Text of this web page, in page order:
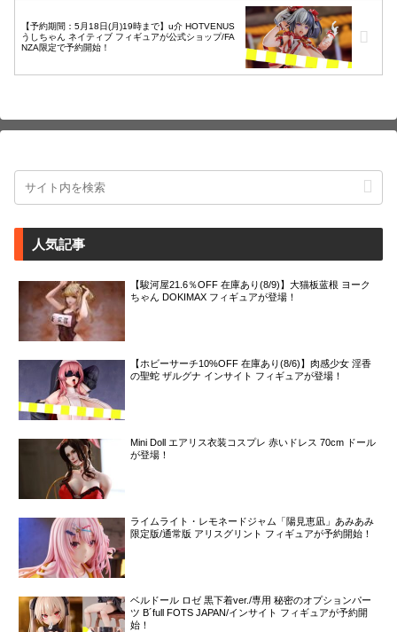
【予約期間：5月18日(月)19時まで】u介 HOTVENUS
うしちゃん ネイティブ フィギュアが公式ショップ/FA
NZA限定で予約開始！
人気記事
【駿河屋21.6％OFF 在庫あり(8/9)】大猫板蓝根 ヨーク
ちゃん DOKIMAX フィギュアが登場！
【ホビーサーチ10%OFF 在庫あり(8/6)】肉感少女 淫香
の聖蛇 ザルグナ インサイト フィギュアが登場！
Mini Doll エアリス衣装コスプレ 赤いドレス 70cm ドール
が登場！
ライムライト・レモネードジャム「陽見恵凪」あみあみ
限定版/通常版 アリスグリント フィギュアが予約開始！
ベルドール ロゼ 黒下着ver./専用 秘密のオプションパー
ツ B´full FOTS JAPAN/インサイト フィギュアが予約開
始！